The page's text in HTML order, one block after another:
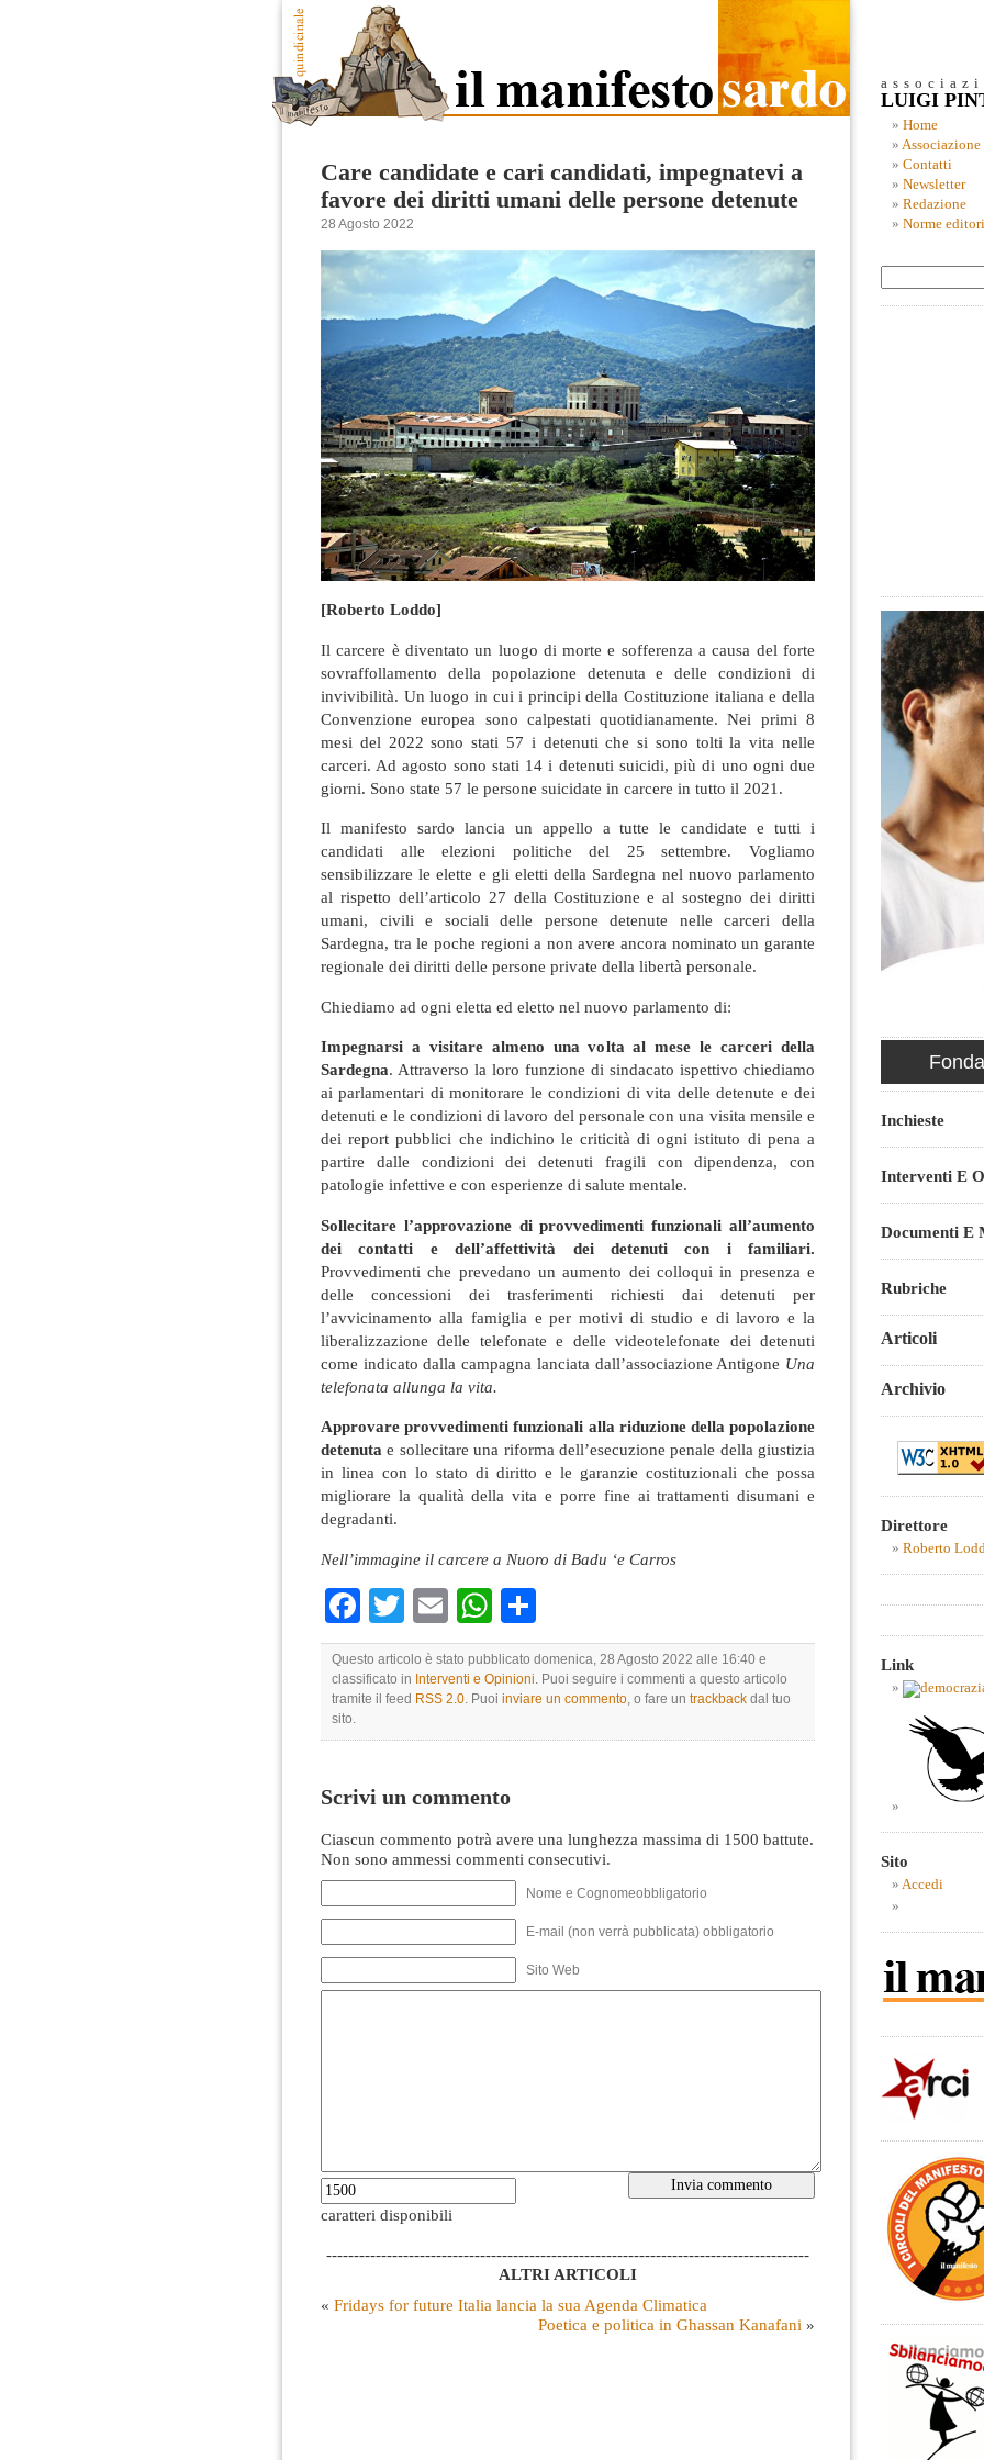
Care candidate e cari candidati, impegnatevi a
favore dei diritti umani delle persone detenute
28 Agosto 2022
[Roberto Loddo]
Il carcere è diventato un luogo di morte e sofferenza a causa del forte
sovraffollamento della popolazione detenuta e delle condizioni di
invivibilità. Un luogo in cui i principi della Costituzione italiana e della
Convenzione europea sono calpestati quotidianamente. Nei primi 8
mesi del 2022 sono stati 57 i detenuti che si sono tolti la vita nelle
carceri. Ad agosto sono stati 14 i detenuti suicidi, più di uno ogni due
giorni. Sono state 57 le persone suicidate in carcere in tutto il 2021.
Il manifesto sardo lancia un appello a tutte le candidate e tutti i
candidati alle elezioni politiche del 25 settembre. Vogliamo
sensibilizzare le elette e gli eletti della Sardegna nel nuovo parlamento
al rispetto dell’articolo 27 della Costituzione e al sostegno dei diritti
umani, civili e sociali delle persone detenute nelle carceri della
Sardegna, tra le poche regioni a non avere ancora nominato un garante
regionale dei diritti delle persone private della libertà personale.
Chiediamo ad ogni eletta ed eletto nel nuovo parlamento di:
Impegnarsi a visitare almeno una volta al mese le carceri della
Sardegna. Attraverso la loro funzione di sindacato ispettivo chiediamo
ai parlamentari di monitorare le condizioni di vita delle detenute e dei
detenuti e le condizioni di lavoro del personale con una visita mensile e
dei report pubblici che indichino le criticità di ogni istituto di pena a
partire dalle condizioni dei detenuti fragili con dipendenza, con
patologie infettive e con esperienze di salute mentale.
Sollecitare l’approvazione di provvedimenti funzionali all’aumento
dei contatti e dell’affettività dei detenuti con i familiari.
Provvedimenti che prevedano un aumento dei colloqui in presenza e
delle concessioni dei trasferimenti richiesti dai detenuti per
l’avvicinamento alla famiglia e per motivi di studio e di lavoro e la
liberalizzazione delle telefonate e delle videotelefonate dei detenuti
come indicato dalla campagna lanciata dall’associazione Antigone Una
telefonata allunga la vita.
Approvare provvedimenti funzionali alla riduzione della popolazione
detenutae sollecitare una riforma dell’esecuzione penale della giustizia
in linea con lo stato di diritto e le garanzie costituzionali che possa
migliorare la qualità della vita e porre fine ai trattamenti disumani e
degradanti.
Nell’immagine il carcere a Nuoro di Badu ‘e Carros
Facebook
TwitterEmailWhatsApp
Questo articolo è stato pubblicato domenica, 28 Agosto 2022 alle 16:40 e
classificato in Interventi e Opinioni . Puoi seguire i commenti a questo articolo
tramite il feed RSS 2.0 . Puoi inviare un commento , o fare un trackback dal tuo
sito.
Scrivi un commento
Ciascun commento potrà avere una lunghezza massima di 1500 battute.
Non sono ammessi commenti consecutivi.
Nome e Cognomeobbligatorio
E-mail (non verrà pubblicata) obbligatorio
Sito Web
caratteri disponibili
----------------------------------------------------------------------------------------
ALTRI ARTICOLI
« Fridays for future Italia lancia la sua Agenda Climatica
Poetica e politica in Ghassan Kanafani »
LUIGI
Home
Associazione
Contatti
Newsletter
Redazione
Norme
Inchieste
Interventi E
Documenti E
Rubriche
Articoli
Archivio
Direttore
Roberto
Link
Sito
Accedi